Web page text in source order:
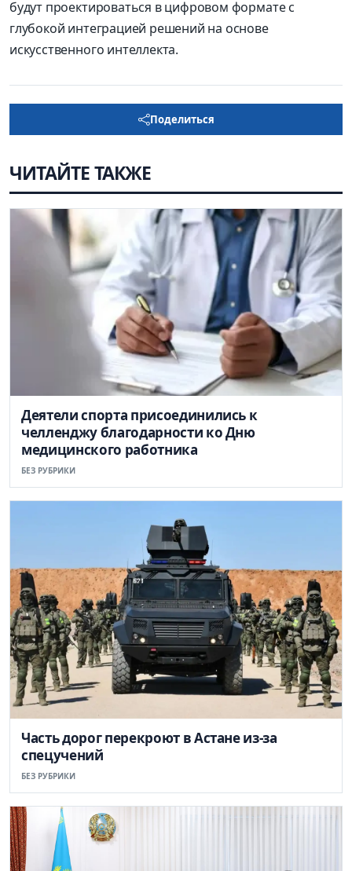
будут проектироваться в цифровом формате с
глубокой интеграцией решений на основе
искусственного интеллекта.
Поделиться
ЧИТАЙТЕ ТАКЖЕ
Деятели спорта присоединились к
челленджу благодарности ко Дню
медицинского работника
БЕЗ РУБРИКИ
Часть дорог перекроют в Астане из-за
спецучений
БЕЗ РУБРИКИ